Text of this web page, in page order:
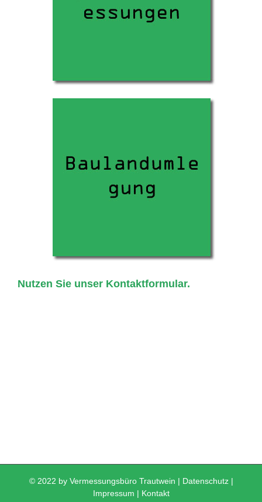
Nutzen Sie unser Kontaktformular.
© 2022 by Vermessungsbüro Trautwein | Datenschutz|
Impressum | Kontakt